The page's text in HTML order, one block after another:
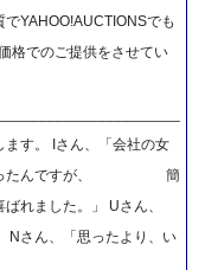
YAHOO!AUCTIONSでも
格でのご提供をさせてい
す。 Iさん、「会社の女
無かったんですが、 簡
れました。」 Uさん、
Nさん、「思ったより、い